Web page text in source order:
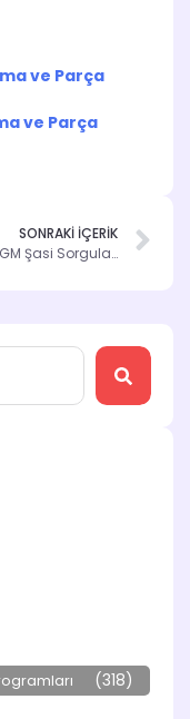
(318)
ve Parça
ve Parça
SONRAKİ İÇERİK
GM EPC: GM Şasi Sorgulama ile Araç Parçalarınızı Kolayca Bulun